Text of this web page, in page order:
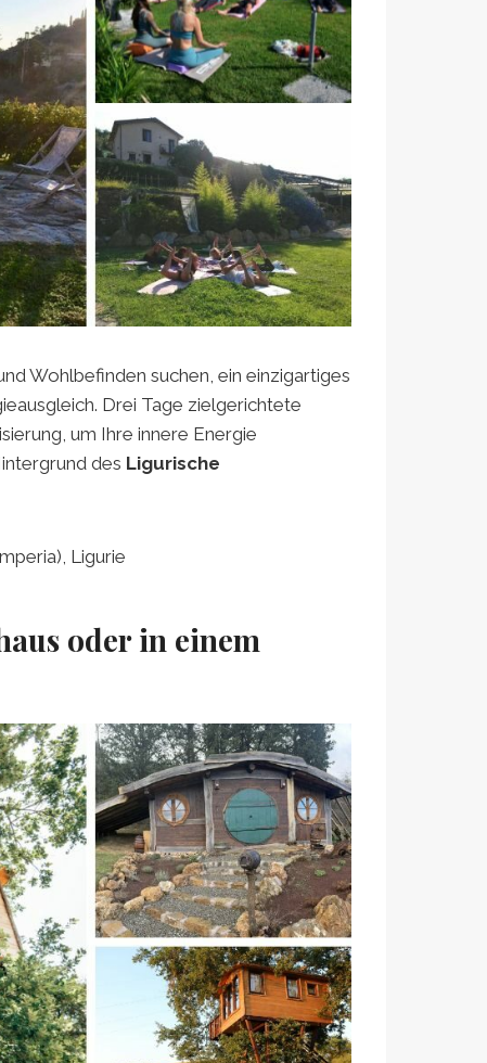
Wohlbefinden suchen, ein einzigartiges
Drei Tage zielgerichtete
um Ihre innere Energie
des Ligurische
Ligurie
oder in einem